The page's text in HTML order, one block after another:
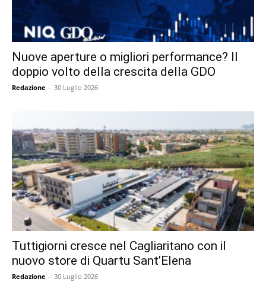
Nuove aperture o migliori performance? Il
doppio volto della crescita della GDO
Redazione - 30 Luglio 2026
Tuttigiorni cresce nel Cagliaritano con il
nuovo store di Quartu Sant’Elena
Redazione - 30 Luglio 2026